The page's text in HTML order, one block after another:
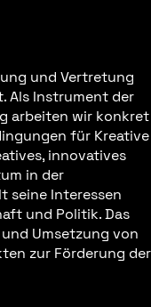
und Vertretung
Als Instrument der
arbeiten wir konkret
für Kreative
innovatives
in der
seine Interessen
und Politik. Das
Umsetzung von
zur Förderung der